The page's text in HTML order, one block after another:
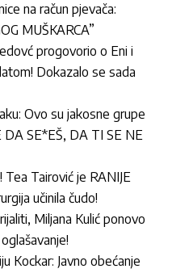
na račun pjevača:
MUŠKARCA”
progovorio o Eni i
Dokazalo se sada
Ovo su jakosne grupe
DA SE*EŠ, DA TI SE NE
Tairović je RANIJE
učinila čudo!
Miljana Kulić ponovo
Kockar: Javno obećanje